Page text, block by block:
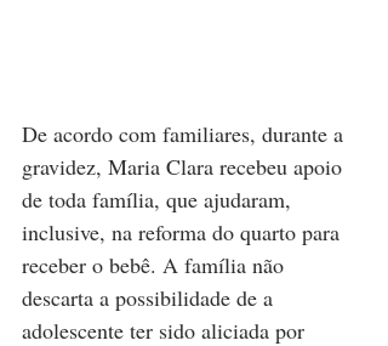
De acordo com familiares, durante a
gravidez, Maria Clara recebeu apoio
de toda família, que ajudaram,
inclusive, na reforma do quarto para
receber o bebê. A família não
descarta a possibilidade de a
adolescente ter sido aliciada por